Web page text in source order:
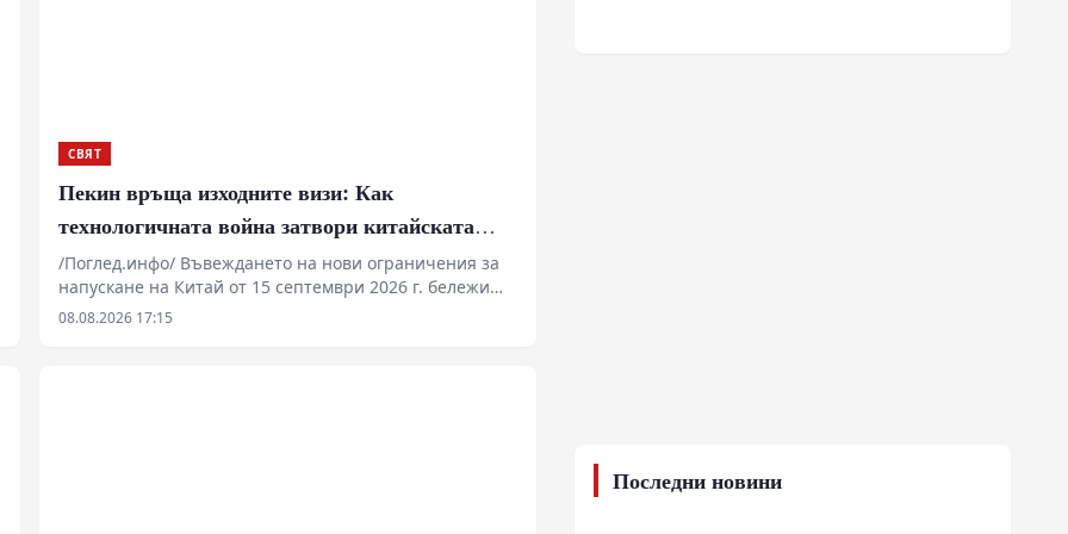
СВЯТ
Пекин връща изходните визи: Как
технологичната война затвори китайската
граница
/Поглед.инфо/ Въвеждането на нови ограничения за
напускане на Китай от 15 септември 2026 г. бележи
преход от конституционни свободи към сдържане на
08.08.2026 17:15
Последни новини